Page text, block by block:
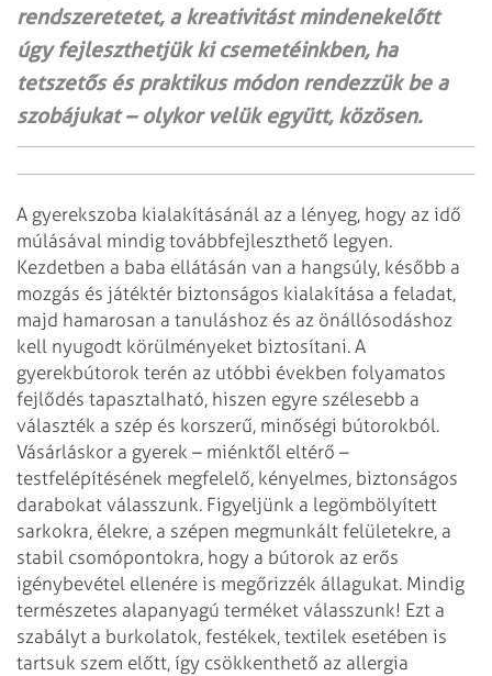
rendszeretetet, a kreativitást mindenekelőtt
úgy fejleszthetjük ki csemetéinkben, ha
tetszetős és praktikus módon rendezzük be a
szobájukat – olykor velük együtt, közösen.
A gyerekszoba kialakításánál az a lényeg, hogy az idő
múlásával mindig továbbfejleszthető legyen.
Kezdetben a baba ellátásán van a hangsúly, később a
mozgás és játéktér biztonságos kialakítása a feladat,
majd hamarosan a tanuláshoz és az önállósodáshoz
kell nyugodt körülményeket biztosítani. A
gyerekbútorok terén az utóbbi években folyamatos
fejlődés tapasztalható, hiszen egyre szélesebb a
választék a szép és korszerű, minőségi bútorokból.
Vásárláskor a gyerek – miénktől eltérő –
testfelépítésének megfelelő, kényelmes, biztonságos
darabokat válasszunk. Figyeljünk a legömbölyített
sarkokra, élekre, a szépen megmunkált felületekre, a
stabil csomópontokra, hogy a bútorok az erős
igénybevétel ellenére is megőrizzék állagukat. Mindig
természetes alapanyagú terméket válasszunk! Ezt a
szabályt a burkolatok, festékek, textilek esetében is
tartsuk szem előtt, így csökkenthető az allergia